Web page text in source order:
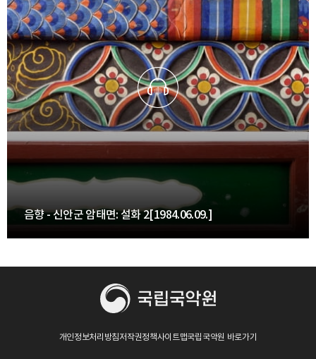
음향 - 신안군 암태면: 설화 2[1984.06.09.]
개인정보처리방침저작권정책사이트맵국립국악원 바로가기